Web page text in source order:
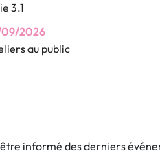
3.1
2026
au public
informé des derniers